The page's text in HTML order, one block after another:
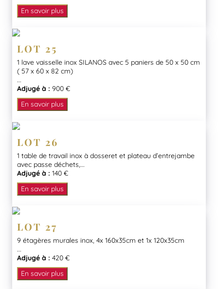
En savoir plus
LOT 25
1 lave vaisselle inox SILANOS avec 5 paniers de 50 x 50 cm
( 57 x 60 x 82 cm)
...
Adjugé à : 900 €
En savoir plus
LOT 26
1 table de travail inox à dosseret et plateau d’entrejambe
avec passe déchets,...
Adjugé à : 140 €
En savoir plus
LOT 27
9 étagères murales inox, 4x 160x35cm et 1x 120x35cm
...
Adjugé à : 420 €
En savoir plus